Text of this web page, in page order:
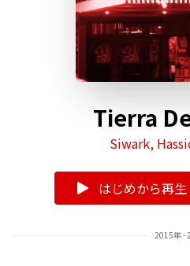
Tierra
Siwark,
はじめから再生
2015年 -